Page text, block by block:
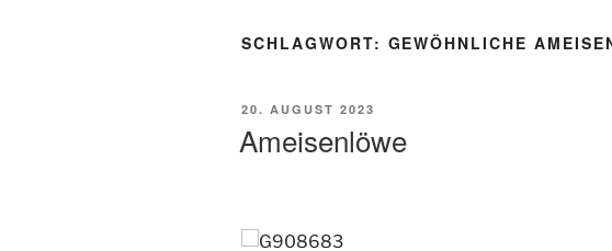
SCHLAGWORT: GEWÖHNLICHE
VERÖFFENTLICHT
20. AUGUST 2023
Ameisenlöwe